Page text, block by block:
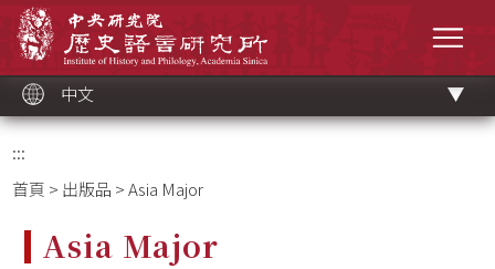
中文
:::
首頁 > 出版品 > Asia Major
Asia Major